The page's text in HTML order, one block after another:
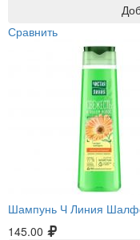
Сравнить
Шампунь Ч Линия
145.00